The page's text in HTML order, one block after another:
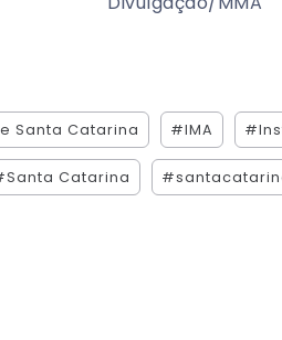
Santa Catarina #IMA
Catarina